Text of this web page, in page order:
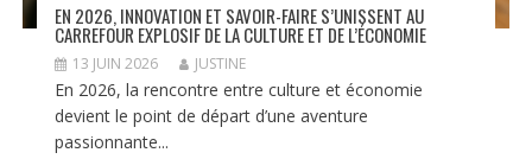
EN 2026, INNOVATION ET SAVOIR-FAIRE S’UNISSENT AU
CARREFOUR EXPLOSIF DE LA CULTURE ET DE L’ÉCONOMIE
13 JUIN 2026 JUSTINE
En 2026, la rencontre entre culture et économie
devient le point de départ d’une aventure
passionnante...